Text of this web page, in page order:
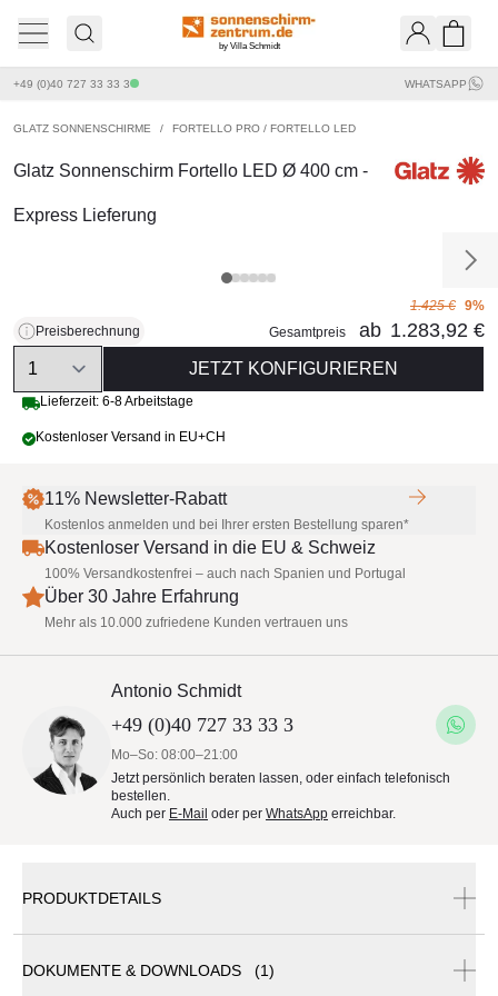
by Villa Schmidt
+49 (0)40 727 33 33 3 WHATSAPP
GLATZ SONNENSCHIRME / FORTELLO PRO / FORTELLO LED
Glatz Sonnenschirm Fortello LED Ø 400 cm -
Express Lieferung
Preisberechnung
1.425 € 9%
Gesamtpreis
ab 1.283,92 €
Quantity
JETZT KONFIGURIEREN
Lieferzeit: 6-8 Arbeitstage
Kostenloser Versand in EU+CH
11% Newsletter-Rabatt
Kostenlos anmelden und bei Ihrer ersten Bestellung sparen*
Kostenloser Versand in die EU & Schweiz
100% Versandkostenfrei – auch nach Spanien und Portugal
Über 30 Jahre Erfahrung
Mehr als 10.000 zufriedene Kunden vertrauen uns
Antonio Schmidt
+49 (0)40 727 33 33 3
Mo–So: 08:00–21:00
Jetzt persönlich beraten lassen, oder einfach telefonisch
bestellen.
Auch per E-Mail oder per WhatsApp erreichbar.
PRODUKTDETAILS
DOKUMENTE & DOWNLOADS (1)